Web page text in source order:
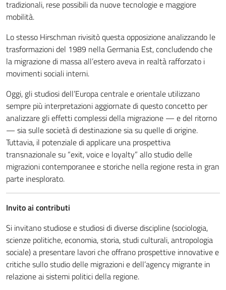
tradizionali, rese possibili da nuove tecnologie e maggiore
mobilità.
Lo stesso Hirschman rivisitò questa opposizione analizzando le
trasformazioni del 1989 nella Germania Est, concludendo che
la migrazione di massa all’estero aveva in realtà rafforzato i
movimenti sociali interni.
Oggi, gli studiosi dell’Europa centrale e orientale utilizzano
sempre più interpretazioni aggiornate di questo concetto per
analizzare gli effetti complessi della migrazione — e del ritorno
— sia sulle società di destinazione sia su quelle di origine.
Tuttavia, il potenziale di applicare una prospettiva
transnazionale su “exit, voice e loyalty” allo studio delle
migrazioni contemporanee e storiche nella regione resta in gran
parte inesplorato.
Invito ai contributi
Si invitano studiose e studiosi di diverse discipline (sociologia,
scienze politiche, economia, storia, studi culturali, antropologia
sociale) a presentare lavori che offrano prospettive innovative e
critiche sullo studio delle migrazioni e dell’agency migrante in
relazione ai sistemi politici della regione.